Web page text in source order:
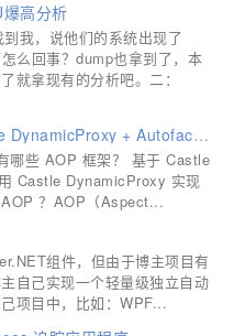
高分析
我，说他们的系统出现了
么回事？dump也拿到了，本
就拿现有的分析吧。二：
Asp .Net Core 系列：基于 Castle DynamicProxy + Autofac 实践 AOP 以及实现事务、用户填充功能
哪些 AOP 框架？ 基于 Castle
Castle DynamicProxy 实现
？AOP（Aspect...
组件，但由于博主项目有
自己实现一个轻量级独立自动
项目中，比如：WPF...